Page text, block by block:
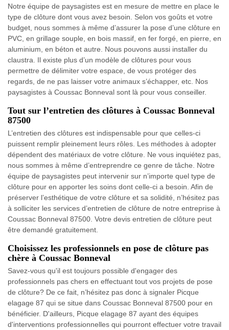
Notre équipe de paysagistes est en mesure de mettre en place le
type de clôture dont vous avez besoin. Selon vos goûts et votre
budget, nous sommes à même d’assurer la pose d’une clôture en
PVC, en grillage souple, en bois massif, en fer forgé, en pierre, en
aluminium, en béton et autre. Nous pouvons aussi installer du
claustra. Il existe plus d’un modèle de clôtures pour vous
permettre de délimiter votre espace, de vous protéger des
regards, de ne pas laisser votre animaux s’échapper, etc. Nos
paysagistes à Coussac Bonneval sont là pour vous conseiller.
Tout sur l’entretien des clôtures à Coussac Bonneval
87500
L’entretien des clôtures est indispensable pour que celles-ci
puissent remplir pleinement leurs rôles. Les méthodes à adopter
dépendent des matériaux de votre clôture. Ne vous inquiétez pas,
nous sommes à même d’entreprendre ce genre de tâche. Notre
équipe de paysagistes peut intervenir sur n’importe quel type de
clôture pour en apporter les soins dont celle-ci a besoin. Afin de
préserver l’esthétique de votre clôture et sa solidité, n’hésitez pas
à solliciter les services d’entretien de clôture de notre entreprise à
Coussac Bonneval 87500. Votre devis entretien de clôture peut
être demandé gratuitement.
Choisissez les professionnels en pose de clôture pas
chère à Coussac Bonneval
Savez-vous qu'il est toujours possible d'engager des
professionnels pas chers en effectuant tout vos projets de pose
de clôture? De ce fait, n’hésitez pas donc à signaler Picque
elagage 87 qui se situe dans Coussac Bonneval 87500 pour en
bénéficier. D'ailleurs, Picque elagage 87 ayant des équipes
d'interventions professionnelles qui pourront effectuer votre travail